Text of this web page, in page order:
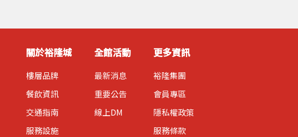
關於裕隆城
樓層品牌
餐飲資訊
交通指南
服務設施
全館活動
最新消息
重要公告
線上DM
更多資訊
裕隆集團
會員專區
隱私權政策
服務條款